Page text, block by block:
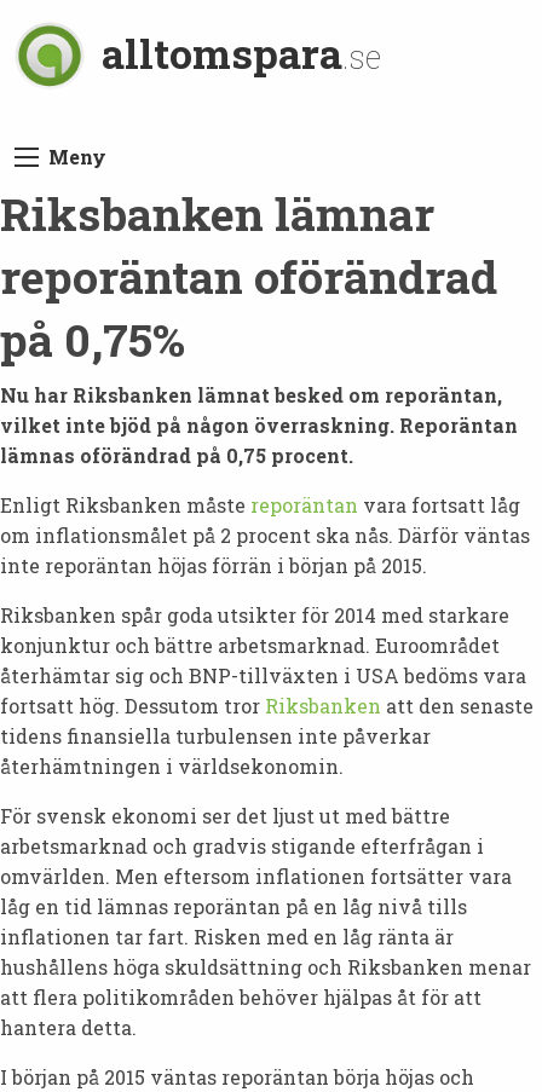
alltomspara.se
Meny
Riksbanken lämnar
reporäntan oförändrad
på 0,75%
Nu har Riksbanken lämnat besked om reporäntan,
vilket inte bjöd på någon överraskning. Reporäntan
lämnas oförändrad på 0,75 procent.
Enligt Riksbanken måste reporäntan vara fortsatt låg
om inflationsmålet på 2 procent ska nås. Därför väntas
inte reporäntan höjas förrän i början på 2015.
Riksbanken spår goda utsikter för 2014 med starkare
konjunktur och bättre arbetsmarknad. Euroområdet
återhämtar sig och BNP-tillväxten i USA bedöms vara
fortsatt hög. Dessutom tror Riksbanken att den senaste
tidens finansiella turbulensen inte påverkar
återhämtningen i världsekonomin.
För svensk ekonomi ser det ljust ut med bättre
arbetsmarknad och gradvis stigande efterfrågan i
omvärlden. Men eftersom inflationen fortsätter vara
låg en tid lämnas reporäntan på en låg nivå tills
inflationen tar fart. Risken med en låg ränta är
hushållens höga skuldsättning och Riksbanken menar
att flera politikområden behöver hjälpas åt för att
hantera detta.
I början på 2015 väntas reporäntan börja höjas och